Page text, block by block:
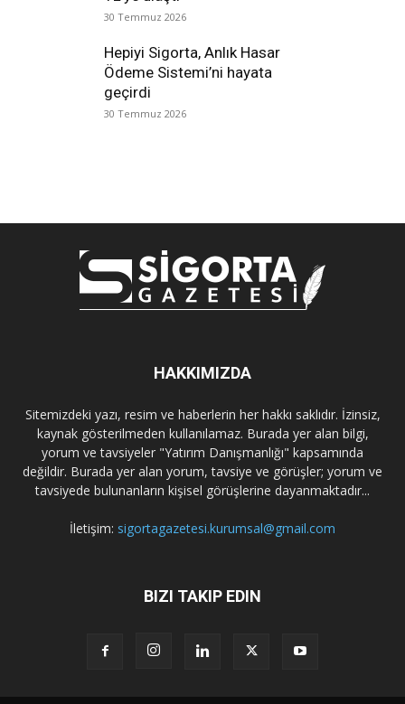
30 Temmuz 2026
Hepiyi Sigorta, Anlık Hasar
Ödeme Sistemi’ni hayata
geçirdi
30 Temmuz 2026
HAKKIMIZDA
Sitemizdeki yazı, resim ve haberlerin her hakkı saklıdır. İzinsiz,
kaynak gösterilmeden kullanılamaz. Burada yer alan bilgi,
yorum ve tavsiyeler "Yatırım Danışmanlığı" kapsamında
değildir. Burada yer alan yorum, tavsiye ve görüşler; yorum ve
tavsiyede bulunanların kişisel görüşlerine dayanmaktadır...
İletişim: sigortagazetesi.kurumsal@gmail.com
BIZI TAKIP EDIN